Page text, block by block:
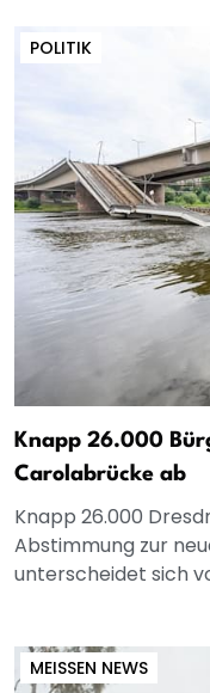
POLITIK
Knapp 26.000
Carolabrücke ab
Knapp 26.000
Abstimmung zur
unterscheidet sich
MEISSEN NEWS